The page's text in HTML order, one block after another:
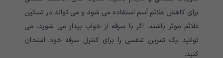
برای کاهش علائم آسم استفاده می شود و می تواند در تسکین
علائم موثر باشند. اگر با سرفه از خواب بیدار می شوید، می
توانید یک تمرین تنفسی را برای کنترل سرفه خود امتحان
کنید.